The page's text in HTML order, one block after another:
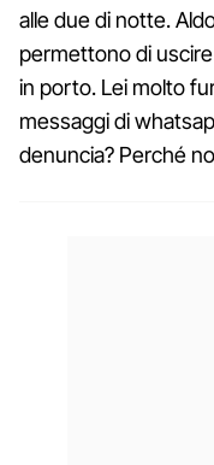
alle due di notte.
permettono di
in porto. Lei molto
messaggi di
denuncia? Perché